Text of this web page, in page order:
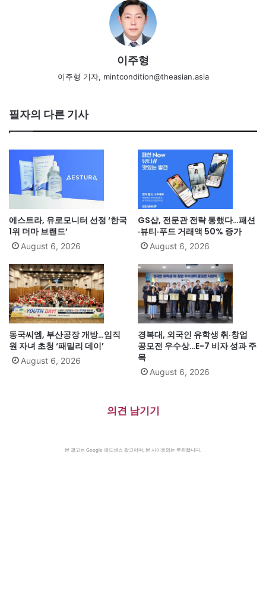
이주형
이주형 기자, mintcondition@theasian.asia
필자의 다른 기사
에스트라, 유로모니터 선정 ‘한국
1위 더마 브랜드’
August 6, 2026
GS샵, 전문관 전략 통했다…패션
·뷰티·푸드 거래액 50% 증가
August 6, 2026
동국씨엠, 부산공장 개방…임직
원 자녀 초청 ‘패밀리 데이’
August 6, 2026
경복대, 외국인 유학생 취·창업
공모전 우수상…E-7 비자 성과 주
목
August 6, 2026
의견 남기기
본 광고는 Google 애드센스 광고이며, 본 사이트와는 무관합니다.